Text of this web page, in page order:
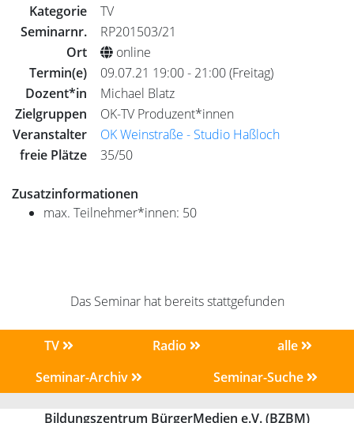
Kategorie
TV
Seminarnr.
RP201503/21
Ort
online
Termin(e)
09.07.21 19:00 - 21:00 (Freitag)
Dozent*in
Michael Blatz
Zielgruppen
OK-TV Produzent*innen
Veranstalter
OK Weinstraße - Studio Haßloch
freie Plätze
35/50
Zusatzinformationen
max. Teilnehmer*innen: 50
Das Seminar hat bereits stattgefunden
TV Radio
alle
Seminar-Archiv
Seminar-Suche
Bildungszentrum BürgerMedien e.V. (BZBM)